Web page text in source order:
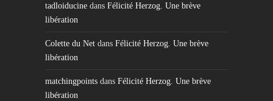
tadloiducine dans Félicité Herzog. Une brève
libération
Colette du Net dans Félicité Herzog. Une brève
libération
matchingpoints dans Félicité Herzog. Une brève
libération